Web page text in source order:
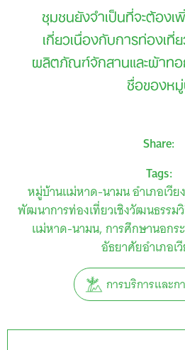
ชุมชนยังจำเป็นที่จะต้อ
เกี่ยวเนื่องกับการท่องเที่
ผลิตภัณฑ์จักสานและผ้าทอ
ชื่อของห
Share:
Tags:
หมู่บ้านแม่หาด-นามน อำเภอเวีย
พัฒนาการท่องเที่ยวเชิงวัฒนธรร
แม่หาด-นามน การศึกษานอกร
อัธยาศัยอำเภอเ
การบริการและก